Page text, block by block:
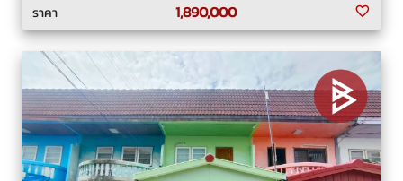
ราคา
1,890,000